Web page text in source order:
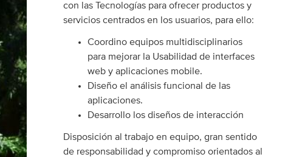
con las Tecnologías para ofrecer productos y
servicios centrados en los usuarios, para ello:
Coordino equipos multidisciplinarios
para mejorar la Usabilidad de interfaces
web y aplicaciones mobile.
Diseño el análisis funcional de las
aplicaciones.
Desarrollo los diseños de interacción
Disposición al trabajo en equipo, gran sentido
de responsabilidad y compromiso orientados al